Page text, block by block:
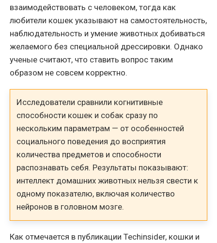
взаимодействовать с человеком, тогда как
любители кошек указывают на самостоятельность,
наблюдательность и умение животных добиваться
желаемого без специальной дрессировки. Однако
ученые считают, что ставить вопрос таким
образом не совсем корректно.
Исследователи сравнили когнитивные
способности кошек и собак сразу по
нескольким параметрам — от особенностей
социального поведения до восприятия
количества предметов и способности
распознавать себя. Результаты показывают:
интеллект домашних животных нельзя свести к
одному показателю, включая количество
нейронов в головном мозге.
Как отмечается в публикации Techinsider, кошки и